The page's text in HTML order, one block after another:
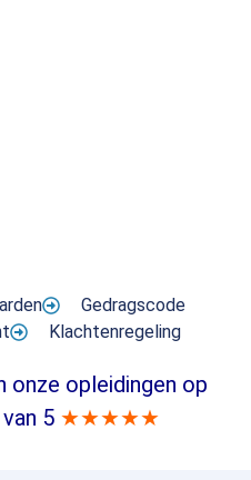
Gedragscode
Klachtenregeling
onze opleidingen op
5 ★★★★★